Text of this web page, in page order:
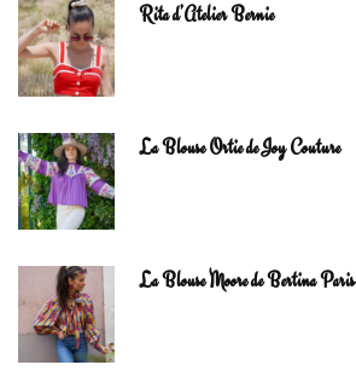
Rita d’Atelier Bernie
La Blouse Ortie de Joy Couture
La Blouse Moore de Bertina Paris